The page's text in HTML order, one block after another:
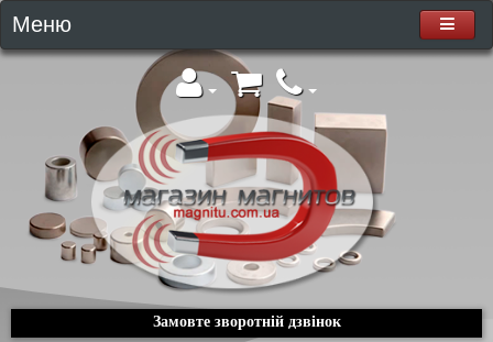
Меню
Замовте зворотній дзвінок